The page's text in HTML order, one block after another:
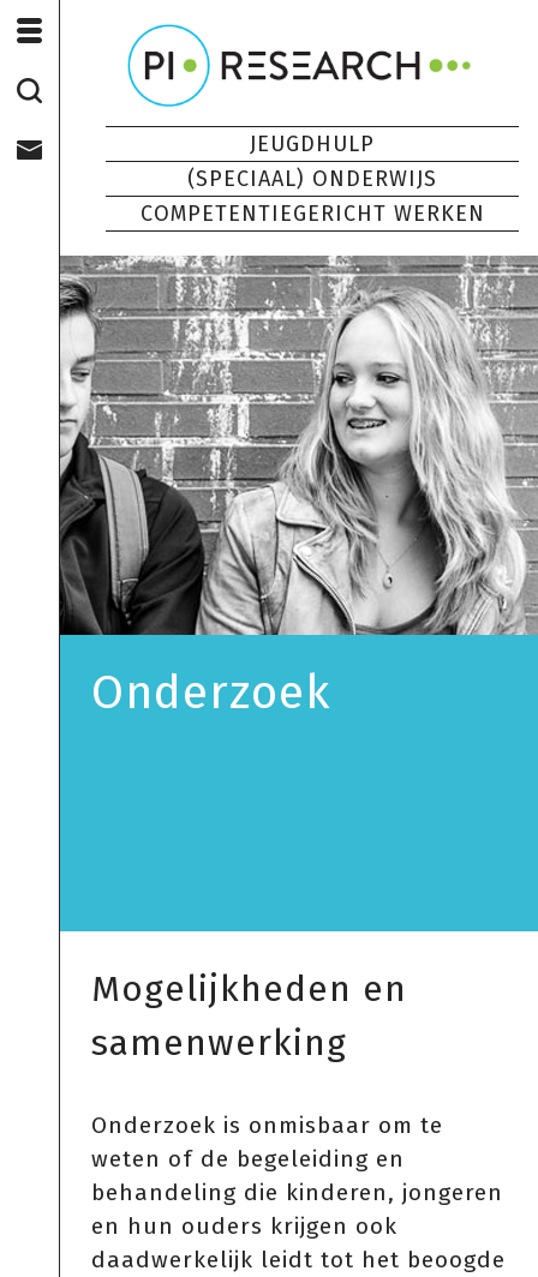
JEUGDHULP
(SPECIAAL) ONDERWIJS
COMPETENTIEGERICHT WERKEN
Onderzoek
Mogelijkheden en
samenwerking
Onderzoek is onmisbaar om te
weten of de begeleiding en
behandeling die kinderen, jongeren
en hun ouders krijgen ook
daadwerkelijk leidt tot het beoogde